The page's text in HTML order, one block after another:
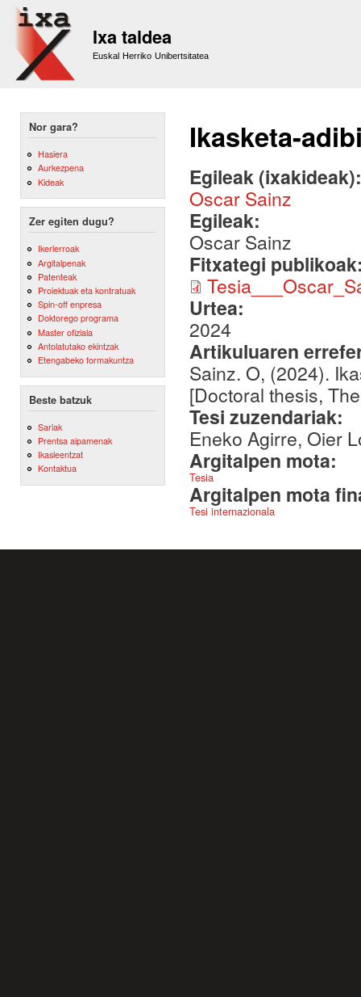
Ixa taldea
Euskal Herriko Unibertsitatea
Nor gara?
Hasiera
Aurkezpena
Kideak
Zer egiten dugu?
Ikerlerroak
Argitalpenak
Patenteak
Proiektuak eta kontratuak
Spin-off enpresa
Doktorego programa
Master ofiziala
Antolatutako ekintzak
Etengabeko formakuntza
Beste batzuk
Sariak
Prentsa aipamenak
Ikasleentzat
Kontaktua
Ikasketa-
Egileak
Oscar Sainz
Egileak:
Oscar Sainz
Fitxategi
Urtea:
2024
Artikuluaren
Sainz. O, (2024).
[Doctoral thesis,
Tesi zuzendariak:
Eneko Agirre, Oier
Argitalpen mota:
Tesia
Argitalpen mota
Tesi internazionala